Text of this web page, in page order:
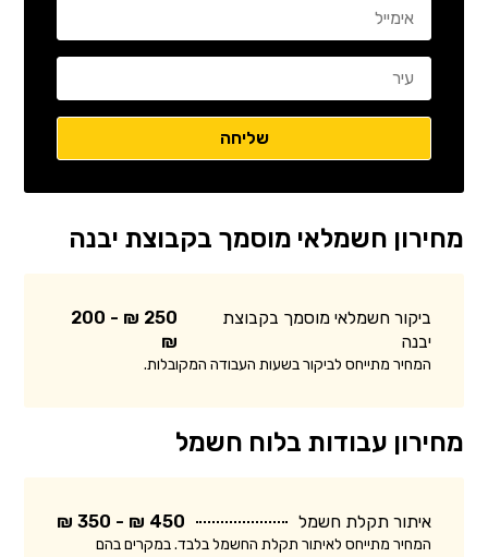
מחירון חשמלאי מוסמך בקבוצת יבנה
ביקור חשמלאי מוסמך בקבוצת
יבנה
250 ₪ - 200
₪
המחיר מתייחס לביקור בשעות העבודה המקובלות.
מחירון עבודות בלוח חשמל
איתור תקלת חשמל 450 ₪ - 350 ₪
המחיר מתייחס לאיתור תקלת החשמל בלבד. במקרים בהם